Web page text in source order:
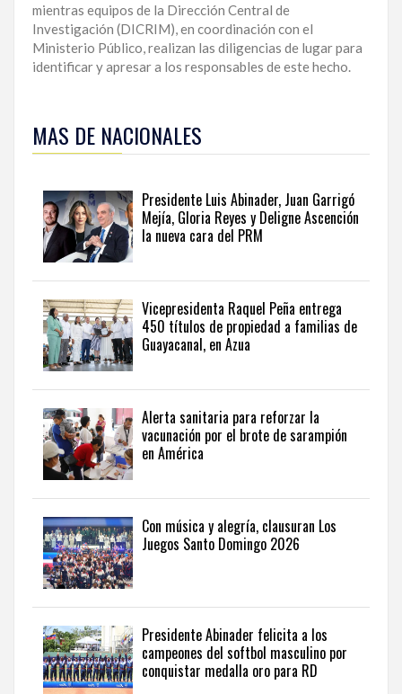
CONTÁCTENOS
mientras equipos de la Dirección Central de
Investigación (DICRIM), en coordinación con el
Ministerio Público, realizan las diligencias de lugar para
identificar y apresar a los responsables de este hecho.
esta
información
seguir
actualidad
del
país
desde
una
perspectiva
internacional,
visite
the
latest
news
from
the
Dominican
English.
MAS DE NACIONALES
Presidente Luis Abinader, Juan Garrigó
Mejía, Gloria Reyes y Deligne Ascención
la nueva cara del PRM
Vicepresidenta Raquel Peña entrega
450 títulos de propiedad a familias de
Guayacanal, en Azua
Alerta sanitaria para reforzar la
vacunación por el brote de sarampión
en América
Con música y alegría, clausuran Los
Juegos Santo Domingo 2026
Presidente Abinader felicita a los
campeones del softbol masculino por
conquistar medalla oro para RD